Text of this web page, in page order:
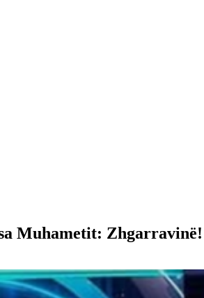
Muhametit: Zhgarravinë!